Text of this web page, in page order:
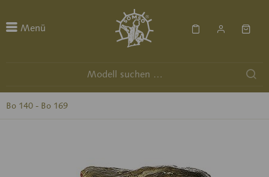
Menü
Bo 140 - Bo 169